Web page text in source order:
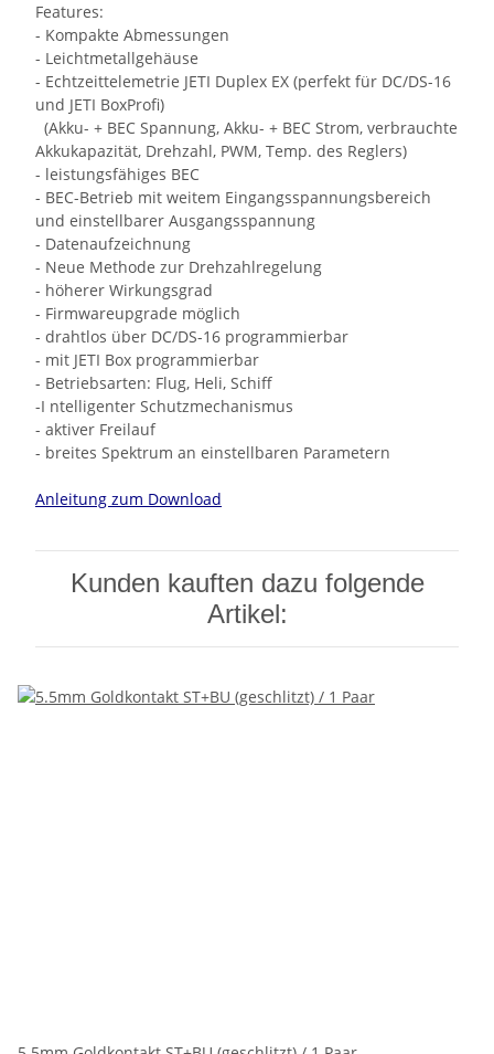
Features:
- Kompakte Abmessungen
- Leichtmetallgehäuse
- Echtzeittelemetrie JETI Duplex EX (perfekt für DC/DS-16
und JETI BoxProfi)
(Akku- + BEC Spannung, Akku- + BEC Strom, verbrauchte
Akkukapazität, Drehzahl, PWM, Temp. des Reglers)
- leistungsfähiges BEC
- BEC-Betrieb mit weitem Eingangsspannungsbereich
und einstellbarer Ausgangsspannung
- Datenaufzeichnung
- Neue Methode zur Drehzahlregelung
- höherer Wirkungsgrad
- Firmwareupgrade möglich
- drahtlos über DC/DS-16 programmierbar
- mit JETI Box programmierbar
- Betriebsarten: Flug, Heli, Schiff
-I ntelligenter Schutzmechanismus
- aktiver Freilauf
- breites Spektrum an einstellbaren Parametern
Anleitung zum Download
Kunden kauften dazu folgende
Artikel: